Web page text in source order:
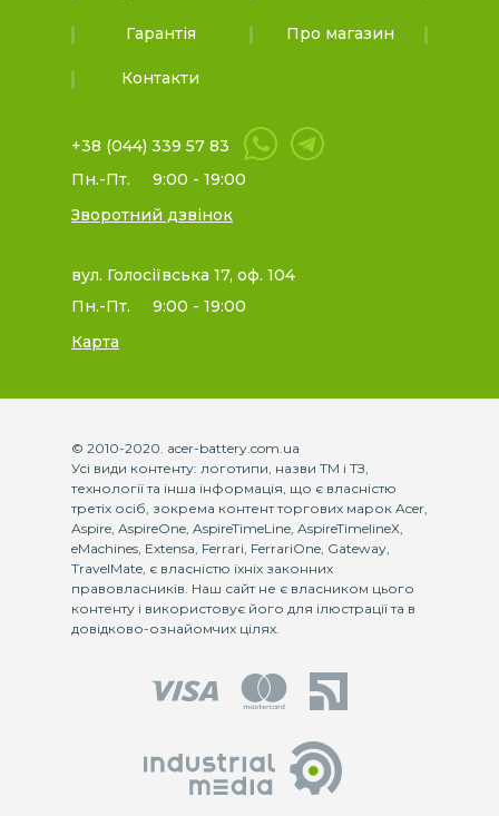
Гарантія Про магазин
Контакти
+38 (044) 339 57 83
Пн.-Пт.
9:00 - 19:00
Зворотний дзвінок
вул. Голосіївська 17, оф. 104
Пн.-Пт.
9:00 - 19:00
Карта
© 2010-2020. acer-battery.com.ua
Усі види контенту: логотипи, назви ТМ і ТЗ,
технології та інша інформація, що є власністю
третіх осіб, зокрема контент торгових марок Acer,
Aspire, AspireOne, AspireTimeLine, AspireTimelineX,
eMachines, Extensa, Ferrari, FerrariOne, Gateway,
TravelMate, є власністю їхніх законних
правовласників. Наш сайт не є власником цього
контенту і використовує його для ілюстрації та в
довідково-ознайомчих цілях.